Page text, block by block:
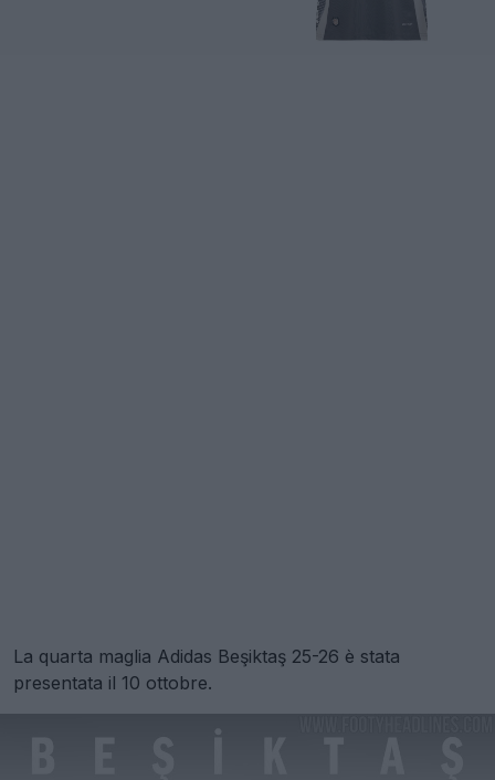
La quarta maglia Adidas Beşiktaş 25-26 è stata
presentata il 10 ottobre.